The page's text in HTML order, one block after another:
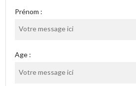
Prénom :
Age :